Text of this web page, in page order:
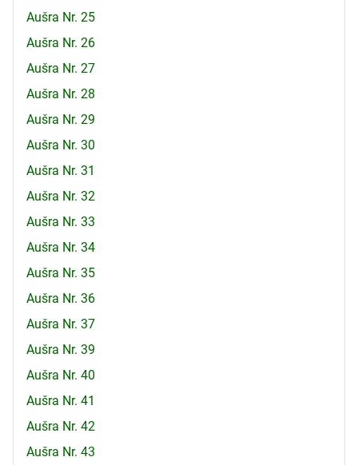
Aušra Nr. 25
Aušra Nr. 26
Aušra Nr. 27
Aušra Nr. 28
Aušra Nr. 29
Aušra Nr. 30
Aušra Nr. 31
Aušra Nr. 32
Aušra Nr. 33
Aušra Nr. 34
Aušra Nr. 35
Aušra Nr. 36
Aušra Nr. 37
Aušra Nr. 39
Aušra Nr. 40
Aušra Nr. 41
Aušra Nr. 42
Aušra Nr. 43